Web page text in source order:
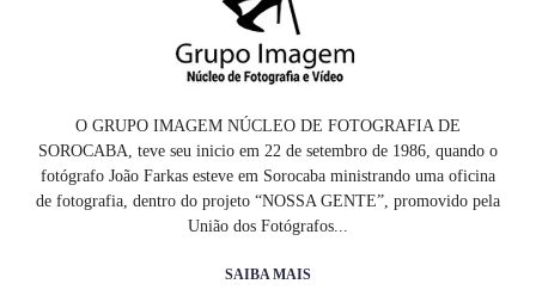
O GRUPO IMAGEM NÚCLEO DE FOTOGRAFIA DE
SOROCABA, teve seu inicio em 22 de setembro de 1986, quando o
fotógrafo João Farkas esteve em Sorocaba ministrando uma oficina
de fotografia, dentro do projeto “NOSSA GENTE”, promovido pela
União dos Fotógrafos...
SAIBA MAIS